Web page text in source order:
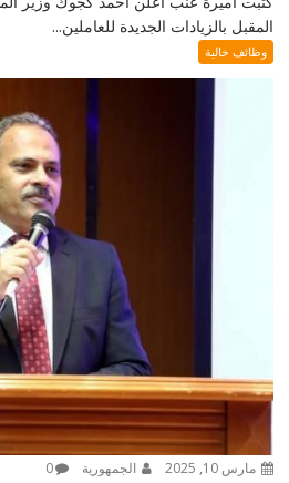
المقبل بالزيادات الجديدة للعاملين...
وظائف خالية
مارس 10, 2025 الجمهورية 0